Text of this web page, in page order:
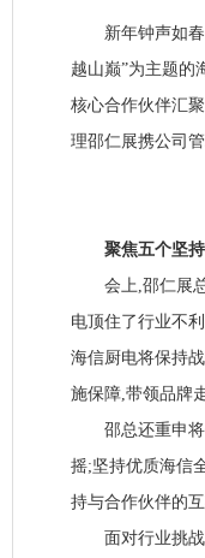
新年钟声如春
越山巅”为主题的
核心合作伙伴汇
理邵仁展携公司
聚焦五个坚持
会上,邵仁展总
电顶住了行业不
海信厨电将保持
施保障,带领品牌
邵总还重申将
摇;坚持优质海信
持与合作伙伴的互
面对行业挑战,